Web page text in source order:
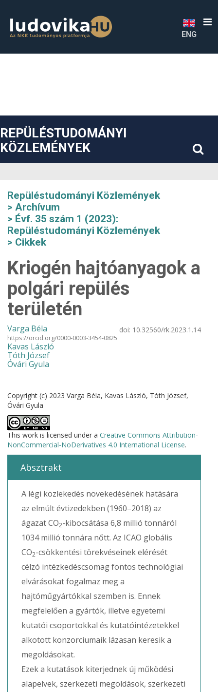
##plugins.themes.bootstrap3.accessible_menu.sidebar##
ENG
REPÜLÉSTUDOMÁNYI
KÖZLEMÉNYEK
Repüléstudományi Közlemények
Archívum
Évf. 35 szám 1 (2023):
Repüléstudományi Közlemények
Cikkek
Kriogén hajtóanyagok a
polgári repülés
területén
Varga Béla
https://orcid.org/0000-0003-3454-0825
Kavas László
Tóth József
Óvári Gyula
doi: 10.32560/rk.2023.1.14
Copyright (c) 2023 Varga Béla, Kavas László, Tóth József,
Óvári Gyula
This work is licensed under a Creative Commons Attribution-
NonCommercial-NoDerivatives 4.0 International License.
Absztrakt
A légi közlekedés növekedésének hatására
az elmúlt évtizedekben (1960–2018) az
ágazat CO2-kibocsátása 6,8 millió tonnáról
1034 millió tonnára nőtt. Az ICAO globális
CO2-csökkentési törekvéseinek elérését
célzó intézkedéscsomag fontos technológiai
elvárásokat fogalmaz meg a
hajtóműgyártókkal szemben is. Ennek
megfelelően a gyártók, illetve egyetemi
kutatói csoportokkal és kutatóintézetekkel
alkotott konzorciumaik lázasan keresik a
megoldásokat.
Ezek a kutatások kiterjednek új működési
alapelvek, szerkezeti megoldások, szerkezeti